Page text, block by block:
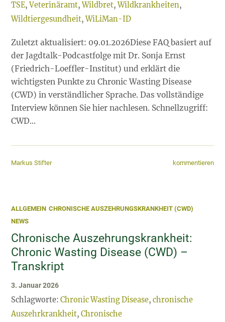
TSE,Veterinäramt,Wildbret,Wildkrankheiten,
Wildtiergesundheit,WiLiMan-ID
Zuletzt aktualisiert: 09.01.2026Diese FAQ basiert auf
der Jagdtalk-Podcastfolge mit Dr. Sonja Ernst
(Friedrich-Loeffler-Institut) und erklärt die
wichtigsten Punkte zu Chronic Wasting Disease
(CWD) in verständlicher Sprache. Das vollständige
Interview können Sie hier nachlesen. Schnellzugriff:
CWD…
kommentieren
Markus Stifter
ALLGEMEIN CHRONISCHE AUSZEHRUNGSKRANKHEIT (CWD)
NEWS
Chronische Auszehrungskrankheit:
Chronic Wasting Disease (CWD) –
Transkript
3. Januar 2026
Schlagworte:Chronic Wasting Disease,chronische
Auszehrkrankheit,Chronische